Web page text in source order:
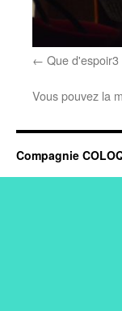
Que d'espoir3
Vous pouvez la
Compagnie